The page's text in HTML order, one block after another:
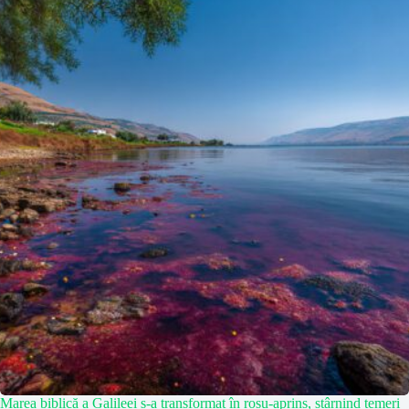
Marea biblică a Galileei s-a transformat în roșu-aprins, stârnind temeri